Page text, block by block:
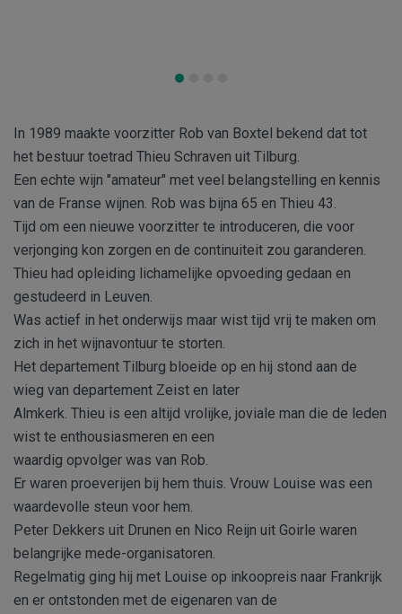
In 1989 maakte voorzitter Rob van Boxtel bekend dat tot
het bestuur toetrad Thieu Schraven uit Tilburg.
Een echte wijn "amateur" met veel belangstelling en kennis
van de Franse wijnen. Rob was bijna 65 en Thieu 43.
Tijd om een nieuwe voorzitter te introduceren, die voor
verjonging kon zorgen en de continuiteit zou garanderen.
Thieu had opleiding lichamelijke opvoeding gedaan en
gestudeerd in Leuven.
Was actief in het onderwijs maar wist tijd vrij te maken om
zich in het wijnavontuur te storten.
Het departement Tilburg bloeide op en hij stond aan de
wieg van departement Zeist en later
Almkerk. Thieu is een altijd vrolijke, joviale man die de leden
wist te enthousiasmeren en een
waardig opvolger was van Rob.
Er waren proeverijen bij hem thuis. Vrouw Louise was een
waardevolle steun voor hem.
Peter Dekkers uit Drunen en Nico Reijn uit Goirle waren
belangrijke mede-organisatoren.
Regelmatig ging hij met Louise op inkoopreis naar Frankrijk
en er ontstonden met de eigenaren van de